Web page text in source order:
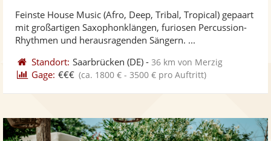
Fotos
5
Feinste House Music (Afro, Deep, Tribal, Tropical) gepaart
mit großartigen Saxophonklängen, furiosen Percussion-
Rhythmen und herausragenden Sängern. ...
Standort: Saarbrücken (DE) -36 km von Merzig
Gage: €€€ (ca. 1800 € - 3500 € pro Auftritt)